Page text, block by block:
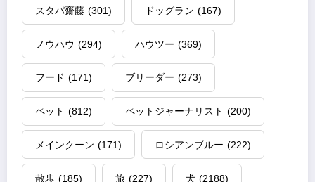
スタパ齋藤 (301) ドッグラン (167)
ノウハウ (294) ハウツー (369)
フード (171) ブリーダー (273)
ペット (812) ペットジャーナリスト (200)
メインクーン (171) ロシアンブルー (222)
散歩 (185) 旅 (227) 犬 (2188)